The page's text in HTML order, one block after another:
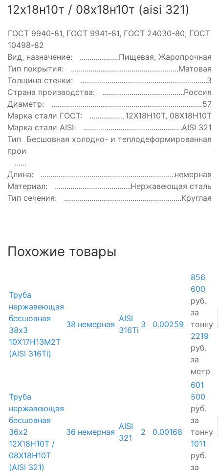
12х18н10т / 08х18н10т (aisi 321)
ГОСТ:
ГОСТ 9940-81, ГОСТ 9941-81, ГОСТ 24030-80, ГОСТ
10498-82
Вид, назначение:
Пищевая, Жаропрочная
Тип покрытия:
Матовая
Толщина стенки:
3
Страна производства:
Россия
Диаметр:
57
Марка стали ГОСТ:
12Х18Н10Т, 08Х18Н10Т
Марка стали AISI:
AISI 321
Тип
производства:
Бесшовная холодно- и теплодеформированная
Длина:
немерная
Материал:
Нержавеющая сталь
Тип сечения:
Круглая
Похожие товары
Труба
нержавеющая
бесшовная
38х3
10Х17Н13М2Т
(AISI 316Ti)
38 немерная
AISI
316Ti
3 0.00259
856
600
руб.
за
тонну
2219
руб.
за
метр
Труба
нержавеющая
бесшовная
36х2
12Х18Н10Т /
08Х18Н10Т
(AISI 321)
36 немерная
AISI
321
2 0.00168
601
500
руб.
за
тонну
1011
руб.
за